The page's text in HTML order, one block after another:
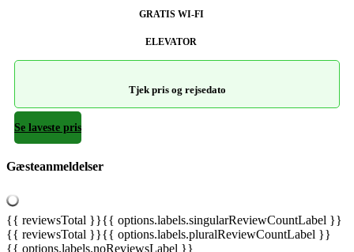
GRATIS WI-FI
ELEVATOR
Tjek pris og rejsedato
Se laveste pris
Gæsteanmeldelser
{{ reviewsTotal }}{{ options.labels.singularReviewCountLabel }}
{{ reviewsTotal }}{{ options.labels.pluralReviewCountLabel }}
{{ options.labels.noReviewsLabel }}